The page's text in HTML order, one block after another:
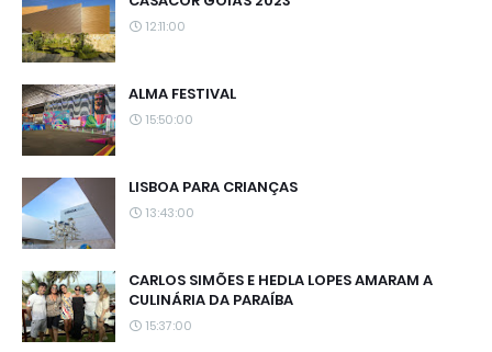
12:11:00
ALMA FESTIVAL
15:50:00
LISBOA PARA CRIANÇAS
13:43:00
CARLOS SIMÕES E HEDLA LOPES AMARAM A
CULINÁRIA DA PARAÍBA
15:37:00